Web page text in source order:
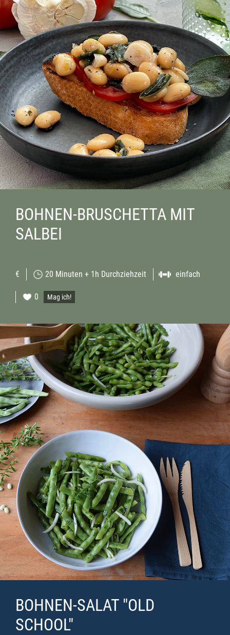
BOHNEN-BRUSCHETTA MIT
SALBEI
€ 20 Minuten + 1h Durchziehzeit einfach
0 Mag ich!
BOHNEN-SALAT "OLD
SCHOOL"